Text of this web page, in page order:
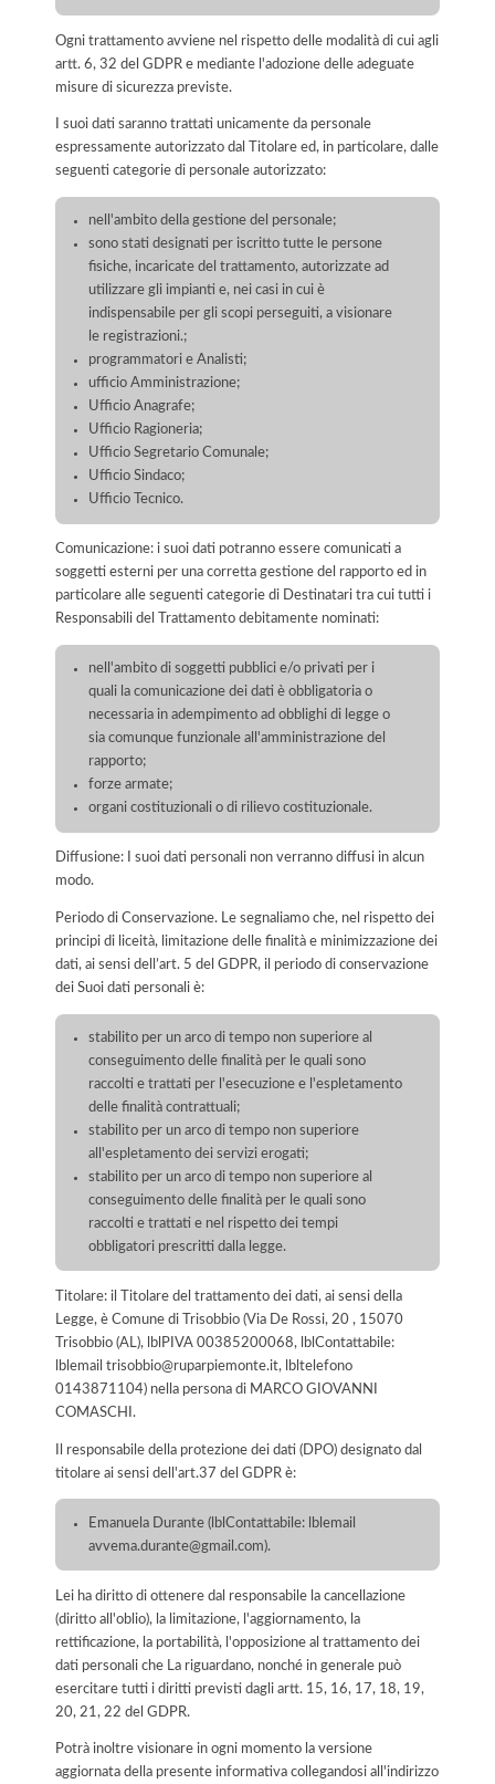
Ogni trattamento avviene nel rispetto delle modalità di cui agli
artt. 6, 32 del GDPR e mediante l'adozione delle adeguate
misure di sicurezza previste.
I suoi dati saranno trattati unicamente da personale
espressamente autorizzato dal Titolare ed, in particolare, dalle
seguenti categorie di personale autorizzato:
nell'ambito della gestione del personale;
sono stati designati per iscritto tutte le persone
fisiche, incaricate del trattamento, autorizzate ad
utilizzare gli impianti e, nei casi in cui è
indispensabile per gli scopi perseguiti, a visionare
le registrazioni.;
programmatori e Analisti;
ufficio Amministrazione;
Ufficio Anagrafe;
Ufficio Ragioneria;
Ufficio Segretario Comunale;
Ufficio Sindaco;
Ufficio Tecnico.
Comunicazione: i suoi dati potranno essere comunicati a
soggetti esterni per una corretta gestione del rapporto ed in
particolare alle seguenti categorie di Destinatari tra cui tutti i
Responsabili del Trattamento debitamente nominati:
nell'ambito di soggetti pubblici e/o privati per i
quali la comunicazione dei dati è obbligatoria o
necessaria in adempimento ad obblighi di legge o
sia comunque funzionale all'amministrazione del
rapporto;
forze armate;
organi costituzionali o di rilievo costituzionale.
Diffusione: I suoi dati personali non verranno diffusi in alcun
modo.
Periodo di Conservazione. Le segnaliamo che, nel rispetto dei
principi di liceità, limitazione delle finalità e minimizzazione dei
dati, ai sensi dell’art. 5 del GDPR, il periodo di conservazione
dei Suoi dati personali è:
stabilito per un arco di tempo non superiore al
conseguimento delle finalità per le quali sono
raccolti e trattati per l'esecuzione e l'espletamento
delle finalità contrattuali;
stabilito per un arco di tempo non superiore
all'espletamento dei servizi erogati;
stabilito per un arco di tempo non superiore al
conseguimento delle finalità per le quali sono
raccolti e trattati e nel rispetto dei tempi
obbligatori prescritti dalla legge.
Titolare: il Titolare del trattamento dei dati, ai sensi della
Legge, è Comune di Trisobbio (Via De Rossi, 20 , 15070
Trisobbio (AL), lblPIVA 00385200068, lblContattabile:
lblemail trisobbio@ruparpiemonte.it, lbltelefono
0143871104) nella persona di MARCO GIOVANNI
COMASCHI.
Il responsabile della protezione dei dati (DPO) designato dal
titolare ai sensi dell'art.37 del GDPR è:
Emanuela Durante (lblContattabile: lblemail
avvema.durante@gmail.com).
Lei ha diritto di ottenere dal responsabile la cancellazione
(diritto all'oblio), la limitazione, l'aggiornamento, la
rettificazione, la portabilità, l'opposizione al trattamento dei
dati personali che La riguardano, nonché in generale può
esercitare tutti i diritti previsti dagli artt. 15, 16, 17, 18, 19,
20, 21, 22 del GDPR.
Potrà inoltre visionare in ogni momento la versione
aggiornata della presente informativa collegandosi all'indirizzo